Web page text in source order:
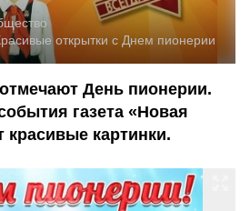
открытки с Днем пионерии
День пионерии.
газета «Новая
красивые картинки.